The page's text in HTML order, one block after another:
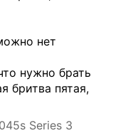
нет
нужно брать
бритва пятая,
Series 3